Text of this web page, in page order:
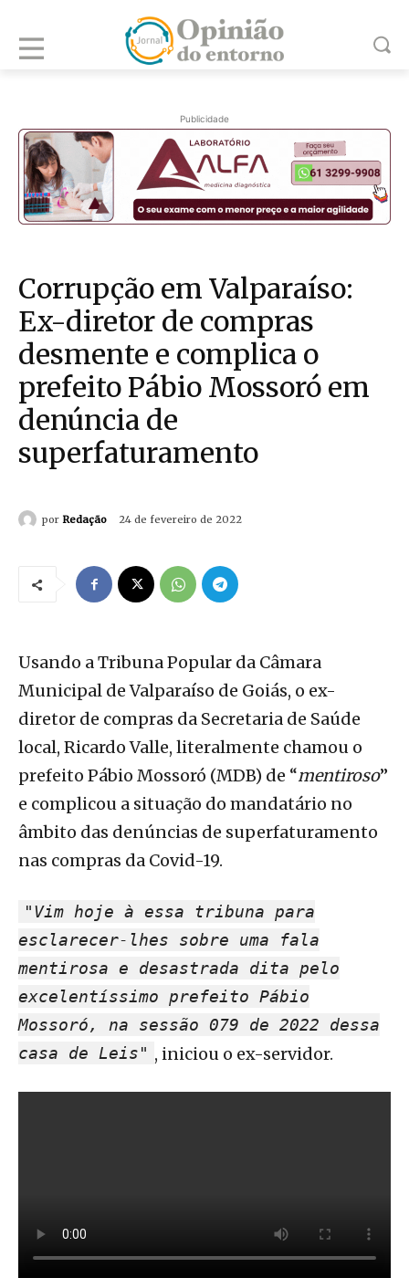
Publicidade
Corrupção em Valparaíso:
Ex-diretor de compras
desmente e complica o
prefeito Pábio Mossoró em
denúncia de
superfaturamento
por Redação 24 de fevereiro de 2022
Usando a Tribuna Popular da Câmara
Municipal de Valparaíso de Goiás, o ex-
diretor de compras da Secretaria de Saúde
local, Ricardo Valle, literalmente chamou o
prefeito Pábio Mossoró (MDB) de “mentiroso”
e complicou a situação do mandatário no
âmbito das denúncias de superfaturamento
nas compras da Covid-19.
"Vim hoje à essa tribuna para
esclarecer-lhes sobre uma fala
mentirosa e desastrada dita pelo
excelentíssimo prefeito Pábio
Mossoró, na sessão 079 de 2022 dessa
casa de Leis" , iniciou o ex-servidor.